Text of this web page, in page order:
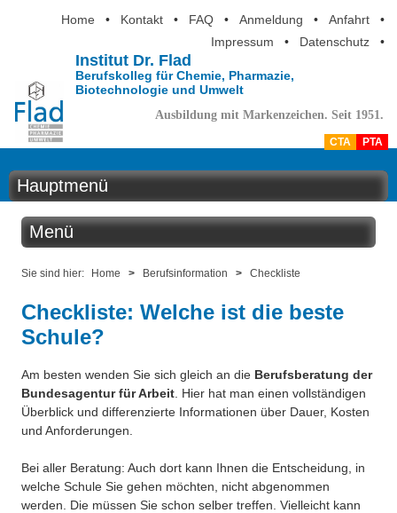
Home • Kontakt • FAQ • Anmeldung • Anfahrt
•
Impressum
• Datenschutz •
Institut Dr. Flad
Berufskolleg für Chemie, Pharmazie,
Biotechnologie und Umwelt
Ausbildung mit Markenzeichen. Seit 1951.
CTA PTA
Hauptmenü
Home
Berufsinformation
Über uns
Besonderheiten
Eduthek
Menü
Berufsinformation
Experimentiersamstage Chemie für SchülerInnen
Tag der offenen Tür - Berufsinformationstage
Berufliche Orientierung (BORS und BOGY)
Berufsprofil
Arbeitsmarkt & Berufschancen
Sie sind hier: Home > Berufsinformation > Checkliste
Checkliste: Welche ist die beste
Schule?
Am besten wenden Sie sich gleich an die Berufsberatung der
Bundesagentur für Arbeit . Hier hat man einen vollständigen
Überblick und differenzierte Informationen über Dauer, Kosten
und Anforderungen.
Bei aller Beratung: Auch dort kann Ihnen die Entscheidung, in
welche Schule Sie gehen möchten, nicht abgenommen
werden. Die müssen Sie schon selber treffen. Vielleicht kann